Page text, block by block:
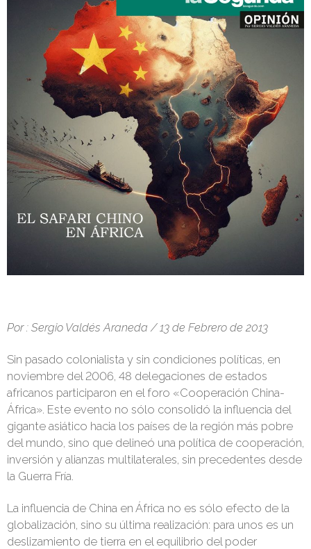
Por : Sergio Valdés Araneda / 13 de Febrero de 2013
Sin pasado colonialista y sin condicio­nes políticas, en
noviembre del 2006, 48 delegaciones de estados
africanos partici­paron en el foro «Cooperación China­
África». Este evento no sólo consolidó la influencia del
gigante asiático hacia los países de la región más pobre
del mundo, sino que delineó una política de coopera­ción,
inversión y alianzas multilaterales, sin precedentes desde
la Guerra Fría.
La influencia de China en África no es sólo efecto de la
globalización, sino su última realización: para unos es un
deslizamiento de tierra en el equili­brio del poder